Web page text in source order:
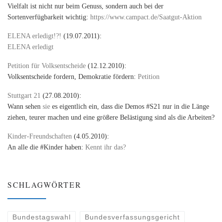
Vielfalt ist nicht nur beim Genuss, sondern auch bei der
Sortenverfügbarkeit wichtig: https://www.campact.de/Saatgut-Aktion
ELENA erledigt!?! (19.07.2011):
ELENA erledigt
Petition für Volksentscheide (12.12.2010):
Volksentscheide fordern, Demokratie fördern: Petition
Stuttgart 21 (27.08.2010):
Wann sehen sie es eigentlich ein, dass die Demos #S21 nur in die Länge
ziehen, teurer machen und eine größere Belästigung sind als die Arbeiten?
Kinder-Freundschaften (4.05.2010):
An alle die #Kinder haben: Kennt ihr das?
SCHLAGWÖRTER
Bundestagswahl Bundesverfassungsgericht